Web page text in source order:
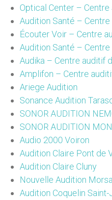
Optical Center –
Audition Santé –
Écouter Voir – Centre
Audition Santé –
Audika – Centre auditif
Amplifon – Centre
Ariege Audition
Sonance Audition
SONOR AUDITION
SONOR AUDITION
Audio 2000 Voiron
Audition Claire Pont de
Audition Claire Cluny
Nouvelle Audition
Audition Coquelin Saint-